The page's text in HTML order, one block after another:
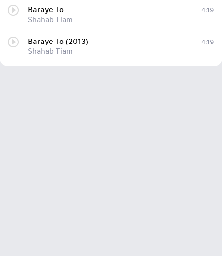
Baraye To
Shahab Tiam
4:19
Baraye To (2013)
Shahab Tiam
4:19